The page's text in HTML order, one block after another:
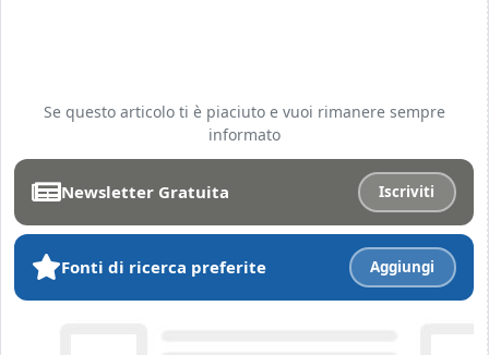
Se questo articolo ti è piaciuto e vuoi rimanere sempre
informato
Newsletter Gratuita Iscriviti
Fonti di ricerca preferite Aggiungi